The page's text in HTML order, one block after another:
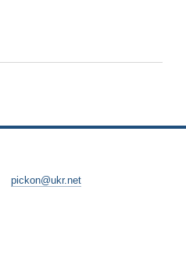
pickon@ukr.net